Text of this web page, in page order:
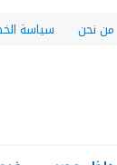
من نحن سياسة